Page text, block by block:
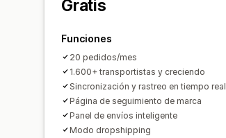
Gratis
Funciones
20 pedidos/mes
1.600+ transportistas y creciendo
Sincronización y rastreo en tiempo real
Página de seguimiento de marca
Panel de envíos inteligente
Modo dropshipping